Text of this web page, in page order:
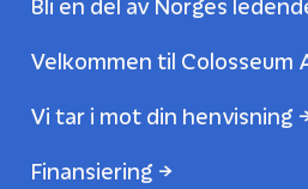
Velkommen til Colosseum
Vi tar i mot din henvisning
Finansiering